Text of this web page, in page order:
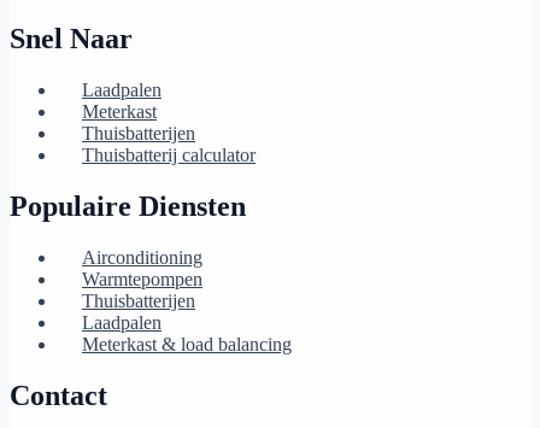
Snel Naar
Laadpalen
Meterkast
Thuisbatterijen
Thuisbatterij calculator
Populaire Diensten
Airconditioning
Warmtepompen
Thuisbatterijen
Laadpalen
Meterkast & load balancing
Contact